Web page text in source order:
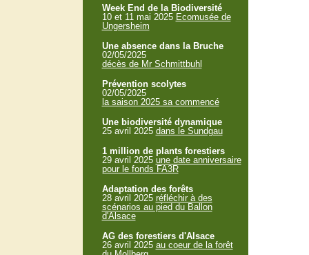
Week End de la Biodiversité
10 et 11 mai 2025 Ecomusée de
Ungersheim
Une absence dans la Bruche
02/05/2025
décès de Mr Schmittbuhl
Prévention scolytes
02/05/2025
la saison 2025 sa commencé
Une biodiversité dynamique
25 avril 2025 dans le Sundgau
1 million de plants forestiers
29 avril 2025 une date anniversaire
pour le fonds FA3R
Adaptation des forêts
28 avril 2025 réfléchir à des
scénarios au pied du Ballon
d'Alsace
AG des forestiers d'Alsace
26 avril 2025 au coeur de la forêt